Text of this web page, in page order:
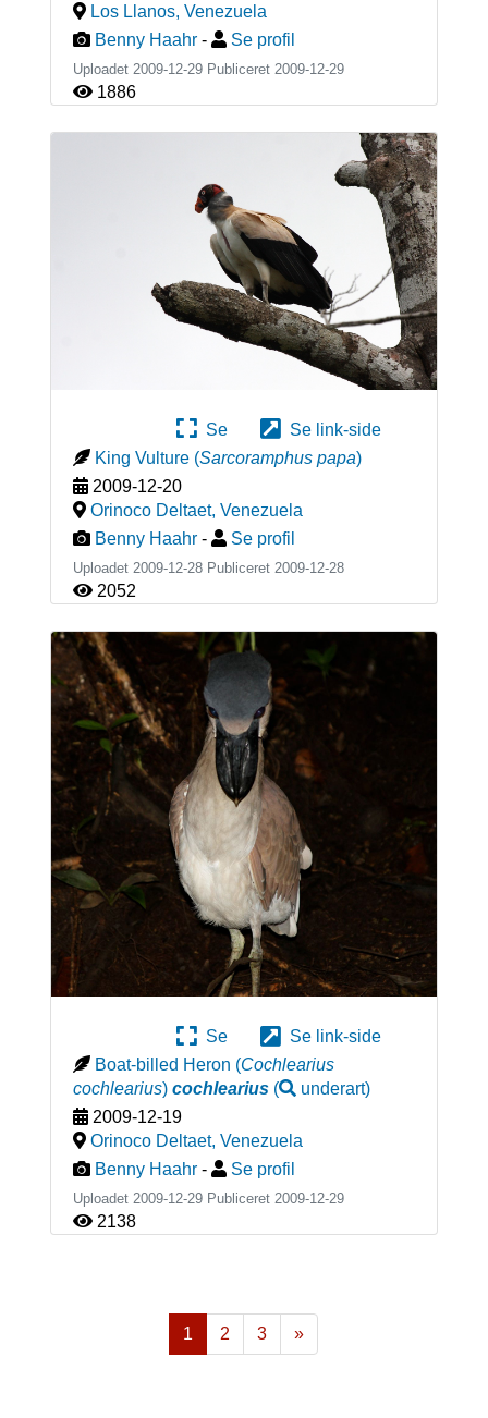
Los Llanos, Venezuela
Benny Haahr - Se profil
Uploadet 2009-12-29 Publiceret 2009-12-29
1886
Se
Se link-side
King Vulture (Sarcoramphus papa)
2009-12-20
Orinoco Deltaet, Venezuela
Benny Haahr - Se profil
Uploadet 2009-12-28 Publiceret 2009-12-28
2052
Se
Se link-side
Boat-billed Heron (Cochlearius
cochlearius) cochlearius( underart)
2009-12-19
Orinoco Deltaet, Venezuela
Benny Haahr - Se profil
Uploadet 2009-12-29 Publiceret 2009-12-29
2138
1 2 3
»
Næste